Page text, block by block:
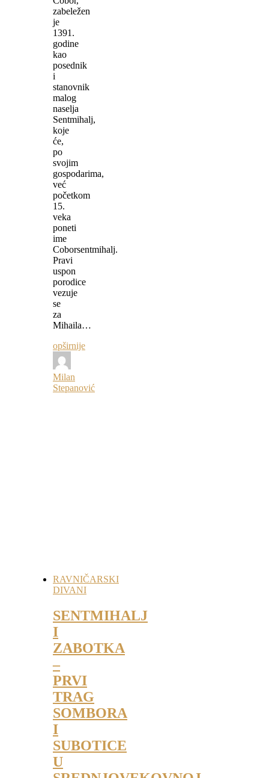
zabeležen
je
1391.
godine
kao
posednik
i
stanovnik
malog
naselja
Sentmihalj,
koje
će,
po
svojim
gospodarima,
već
početkom
15.
veka
poneti
ime
Coborsentmihalj.
Pravi
uspon
porodice
vezuje
se
za
Mihaila…
opširnije
Milan
Stepanović
RAVNIČARSKI
DIVANI
SENTMIHALJ
I
ZABOTKA
–
PRVI
TRAG
SOMBORA
I
SUBOTICE
U